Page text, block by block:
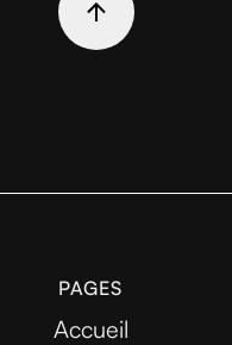
PAGES
Accueil